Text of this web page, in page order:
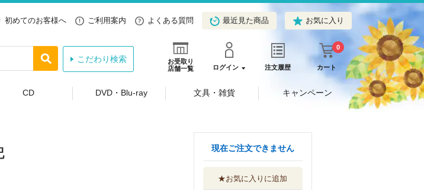
初めてのお客様へ ご利用案内 よくある質問 最近見た商品 お気に入り
お受取り
店舗一覧
ログイン 注文履歴 カート
0
こだわり検索
CD DVD・Blu-ray 文具・雑貨 キャンペーン
現在ご注文できません
★お気に入りに追加